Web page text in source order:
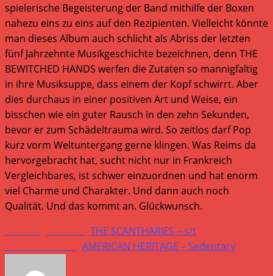
spielerische Begeisterung der Band mithilfe der Boxen
nahezu eins zu eins auf den Rezipienten. Vielleicht könnte
man dieses Album auch schlicht als Abriss der letzten
fünf Jahrzehnte Musikgeschichte bezeichnen, denn THE
BEWITCHED HANDS werfen die Zutaten so mannigfaltig
in ihre Musiksuppe, dass einem der Kopf schwirrt. Aber
dies durchaus in einer positiven Art und Weise, ein
bisschen wie ein guter Rausch in den zehn Sekunden,
bevor er zum Schädeltrauma wird. So zeitlos darf Pop
kurz vorm Weltuntergang gerne klingen. Was Reims da
hervorgebracht hat, sucht nicht nur in Frankreich
Vergleichbares, ist schwer einzuordnen und hat enorm
viel Charme und Charakter. Und dann auch noch
Qualität. Und das kommt an. Glückwunsch.
Weitere
Artikel
ansehen
THE SCANTHARIES – s/t
AMERICAN HERITAGE – Sedentary